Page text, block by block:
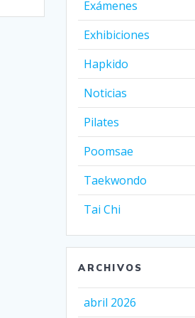
Exámenes
Exhibiciones
Hapkido
Noticias
Pilates
Poomsae
Taekwondo
Tai Chi
ARCHIVOS
abril 2026